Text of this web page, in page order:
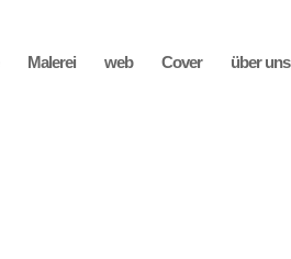
Malerei web Cover über uns